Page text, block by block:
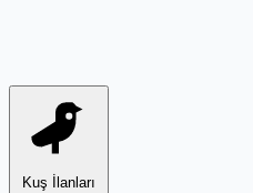
Kuş İlanları